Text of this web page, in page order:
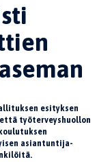
esityksen
työterveyshuollon
asiantuntija-